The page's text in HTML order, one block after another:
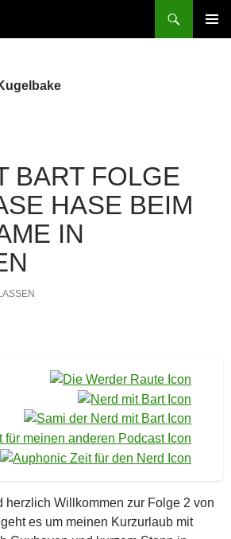
BART FOLGE
HASE BEIM
IN
herzlich Willkommen zur Folge 2 von
es um meinen Kurzurlaub mit